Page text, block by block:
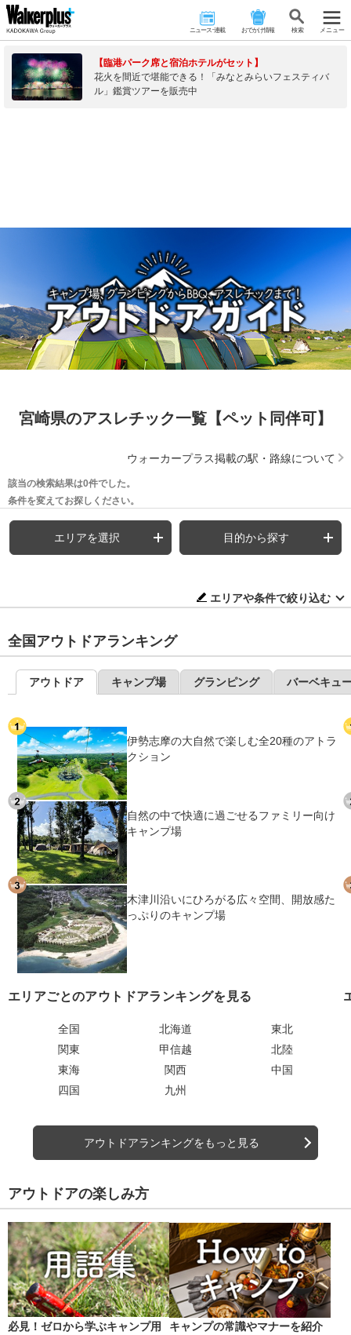
ニュース･連載 おでかけ情報 検 索 メニュー
【臨港パーク席と宿泊ホテルがセット】
花火を間近で堪能できる！「みなとみらいフェスティバ
ル」鑑賞ツアーを販売中
宮崎県のアスレチック一覧【ペット同伴可】
ウォーカープラス掲載の駅・路線について
該当の検索結果は0件でした。
条件を変えてお探しください。
エリアを選択 目的から探す
エリアや条件で絞り込む
全国アウトドアランキング
アウトドア キャンプ場 グランピング バーベキュ
伊勢志摩の大自然で楽しむ全20種のアトラ
クション
自然の中で快適に過ごせるファミリー向け
キャンプ場
木津川沿いにひろがる広々空間、開放感た
っぷりのキャンプ場
エリアごとのアウトドアランキングを見る
全国 北海道
東北
関東
甲信越
北陸
東海
関西
中国
四国
九州
アウトドアランキングをもっと見る
アウトドアの楽しみ方
必見！ゼロから学ぶキャンプ用
キャンプの常識やマナーを紹介